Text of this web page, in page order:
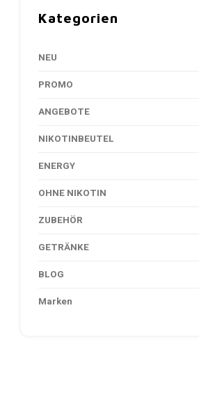
Kategorien
NEU
PROMO
ANGEBOTE
NIKOTINBEUTEL
ENERGY
OHNE NIKOTIN
ZUBEHÖR
GETRÄNKE
BLOG
Marken